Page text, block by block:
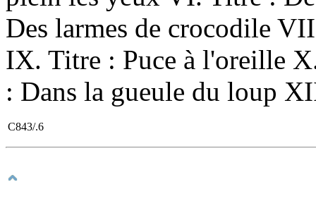
Des larmes de crocodile
IX. Titre : Puce à l'oreille
: Dans la gueule du loup
C843/.6